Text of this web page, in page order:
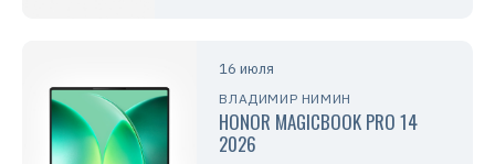
16 июля
ВЛАДИМИР НИМИН
HONOR MAGICBOOK PRO 14
2026